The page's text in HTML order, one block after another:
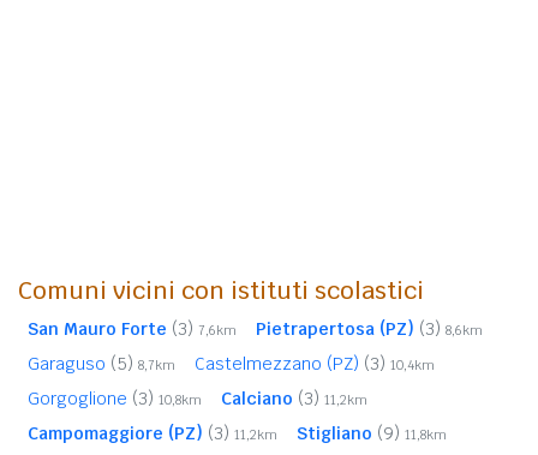
Comuni vicini con istituti scolastici
San Mauro Forte (3) 7,6km Pietrapertosa (PZ) (3) 8,6km
Garaguso (5) 8,7km Castelmezzano (PZ) (3) 10,4km
Gorgoglione (3) 10,8km Calciano (3) 11,2km
Campomaggiore (PZ) (3) 11,2km Stigliano (9) 11,8km